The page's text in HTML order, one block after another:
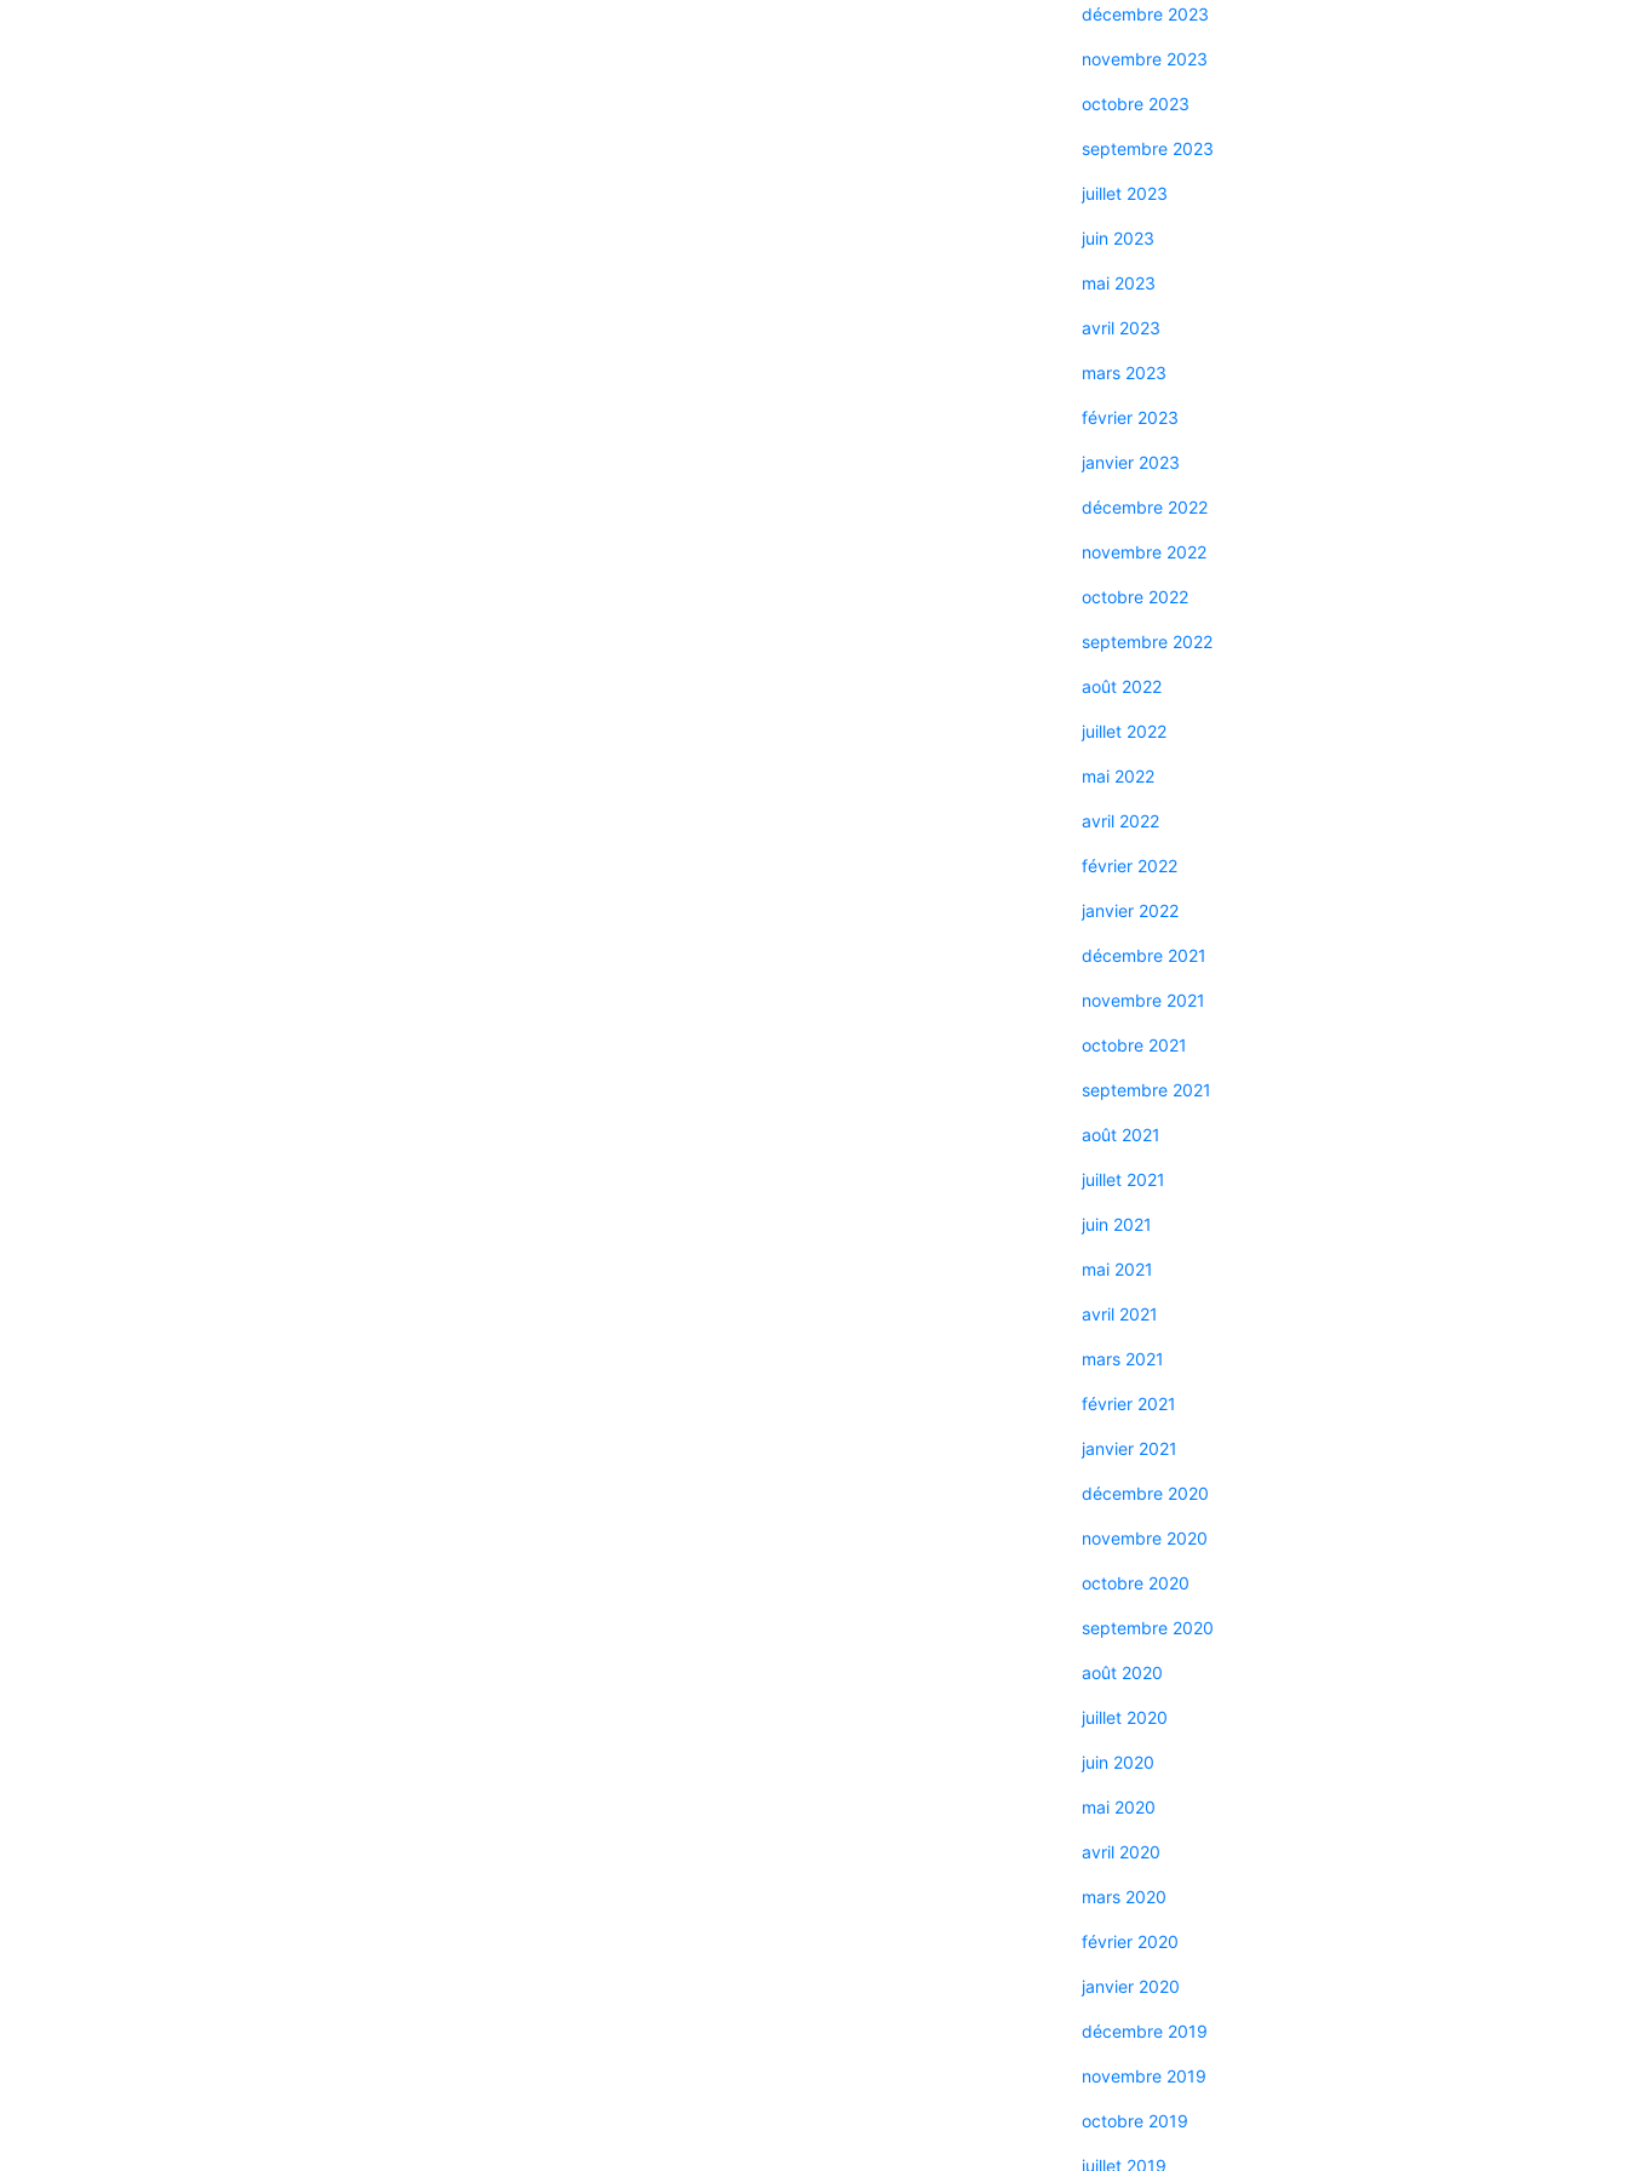
décembre 2023
novembre 2023
octobre 2023
septembre 2023
juillet 2023
juin 2023
mai 2023
avril 2023
mars 2023
février 2023
janvier 2023
décembre 2022
novembre 2022
octobre 2022
septembre 2022
août 2022
juillet 2022
mai 2022
avril 2022
février 2022
janvier 2022
décembre 2021
novembre 2021
octobre 2021
septembre 2021
août 2021
juillet 2021
juin 2021
mai 2021
avril 2021
mars 2021
février 2021
janvier 2021
décembre 2020
novembre 2020
octobre 2020
septembre 2020
août 2020
juillet 2020
juin 2020
mai 2020
avril 2020
mars 2020
février 2020
janvier 2020
décembre 2019
novembre 2019
octobre 2019
juillet 2019